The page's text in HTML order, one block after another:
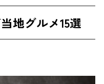
地グルメ15選